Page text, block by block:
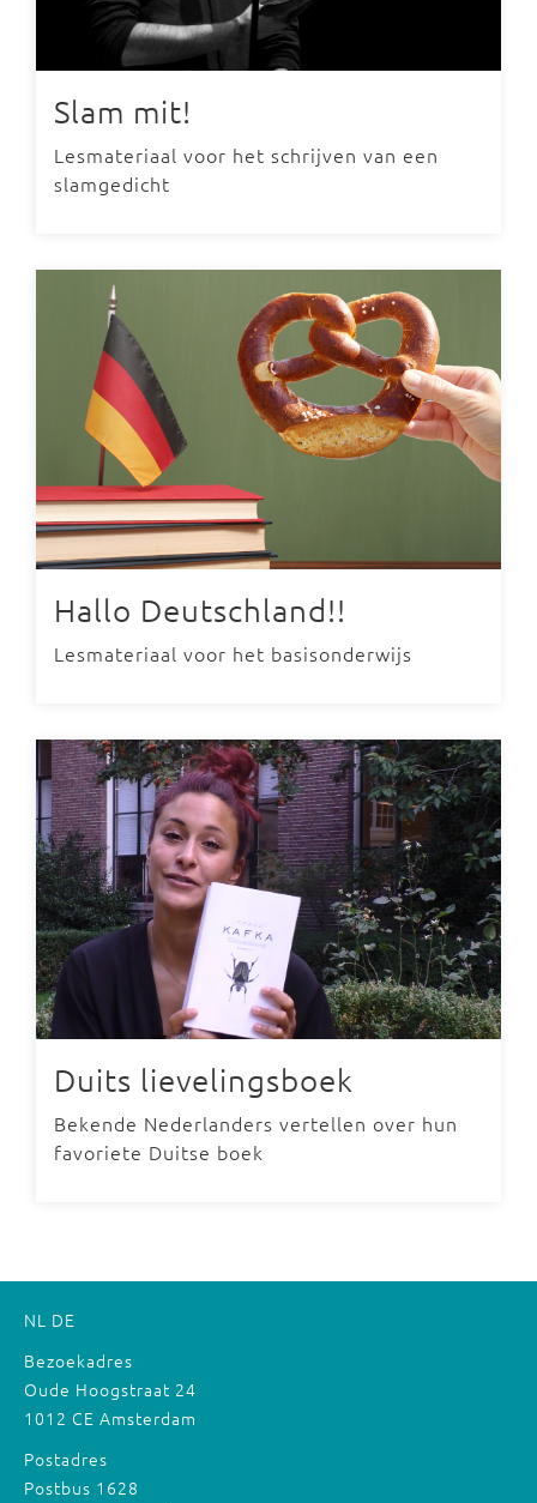
Slam mit!
Lesmateriaal voor het schrijven van een
slamgedicht
Hallo Deutschland!!
Lesmateriaal voor het basisonderwijs
Duits lievelingsboek
Bekende Nederlanders vertellen over hun
favoriete Duitse boek
NL DE
Bezoekadres
Oude Hoogstraat 24
1012 CE Amsterdam
Postadres
Postbus 1628